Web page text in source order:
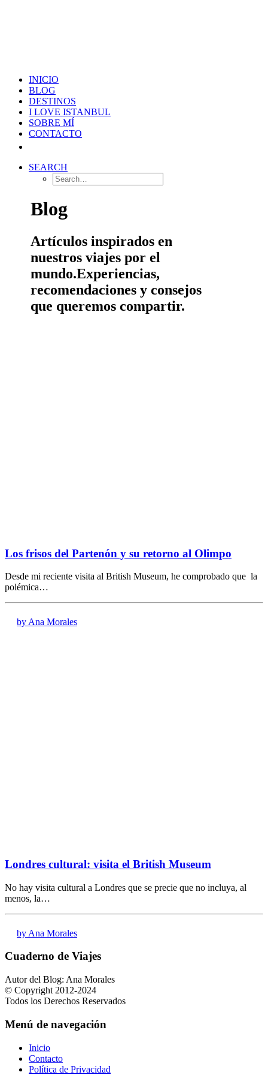
INICIO
BLOG
DESTINOS
I LOVE ISTANBUL
SOBRE MÍ
CONTACTO
SEARCH
Blog
Artículos inspirados en
nuestros viajes por el
mundo.Experiencias,
recomendaciones y consejos
que queremos compartir.
Los frisos del Partenón y su retorno al Olimpo
Desde mi reciente visita al British Museum, he comprobado que la
polémica…
by Ana Morales
Londres cultural: visita el British Museum
No hay visita cultural a Londres que se precie que no incluya, al
menos, la…
by Ana Morales
Cuaderno de Viajes
Autor del Blog: Ana Morales
© Copyright 2012-2024
Todos los Derechos Reservados
Menú de navegación
Inicio
Contacto
Política de Privacidad